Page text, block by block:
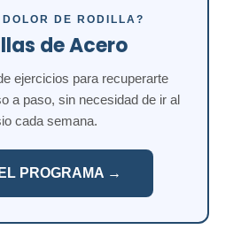
DE RODILLA?
de Acero
ejercicios para recuperarte
a paso, sin necesidad de ir al
cada semana.
PROGRAMA →